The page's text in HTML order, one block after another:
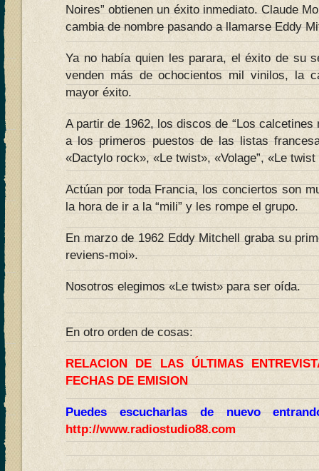
Noires” obtienen un éxito inmediato. Claude
cambia de nombre pasando a llamarse Eddy
Ya no había quien les parara, el éxito de su
venden más de ochocientos mil vinilos, la
mayor éxito.
A partir de 1962, los discos de “Los calcetines
a los primeros puestos de las listas
«Dactylo rock», «Le twist», «Volage”, «Le
Actúan por toda Francia, los conciertos son
la hora de ir a la “mili” y les rompe el grupo.
En marzo de 1962 Eddy Mitchell graba su
reviens-moi».
Nosotros elegimos «Le twist» para ser oída.
En otro orden de cosas:
RELACION DE LAS ÚLTIMAS
FECHAS DE EMISION
Puedes escucharlas de nuevo
http://www.radiostudio88.com